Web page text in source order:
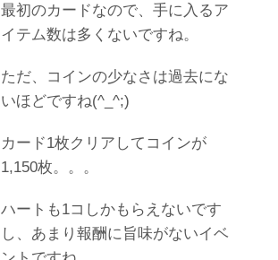
最初のカードなので、手に入るア
イテム数は多くないですね。
ただ、コインの少なさは過去にな
いほどですね(^_^;)
カード1枚クリアしてコインが
1,150枚。。。
ハートも1コしかもらえないです
し、あまり報酬に旨味がないイベ